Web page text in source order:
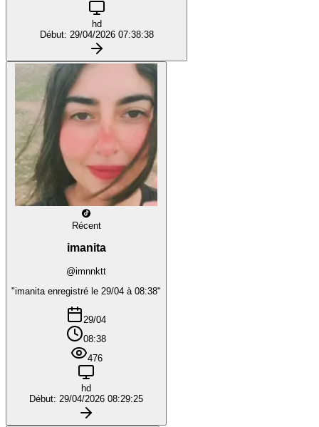
hd
Début: 29/04/2026 07:38:38
Récent
imanita
@imnnktt
"imanita enregistré le 29/04 à 08:38"
29/04
08:38
476
hd
Début: 29/04/2026 08:29:25